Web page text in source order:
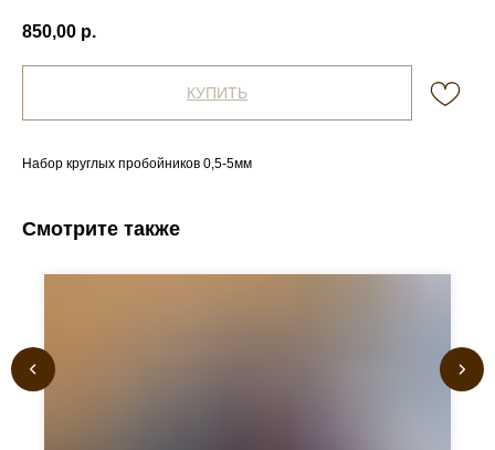
850,00 р.
КУПИТЬ
Набор круглых пробойников 0,5-5мм
Смотрите также